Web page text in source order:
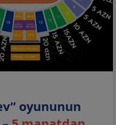
oyununun